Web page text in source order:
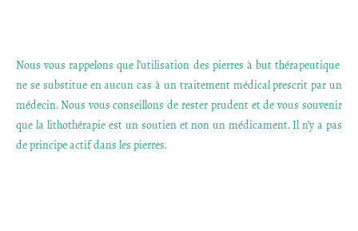
Nous vous rappelons que l’utilisation des pierres à but thérapeutique
ne se substitue en aucun cas à un traitement médical prescrit par un
médecin. Nous vous conseillons de rester prudent et de vous souvenir
que la lithothérapie est un soutien et non un médicament. Il n’y a pas
de principe actif dans les pierres.